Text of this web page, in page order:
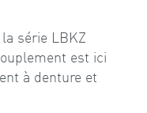
série LBKZ
est ici
à denture et